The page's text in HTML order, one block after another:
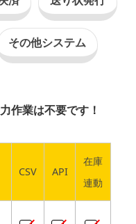
その他システム
作業は不要です！
CSV API
在庫
連動